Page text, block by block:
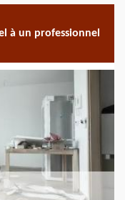
à un professionnel